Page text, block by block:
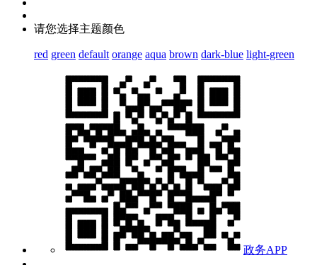
请您选择主题颜色
red green default orange aqua brown dark-blue light-green
政务APP